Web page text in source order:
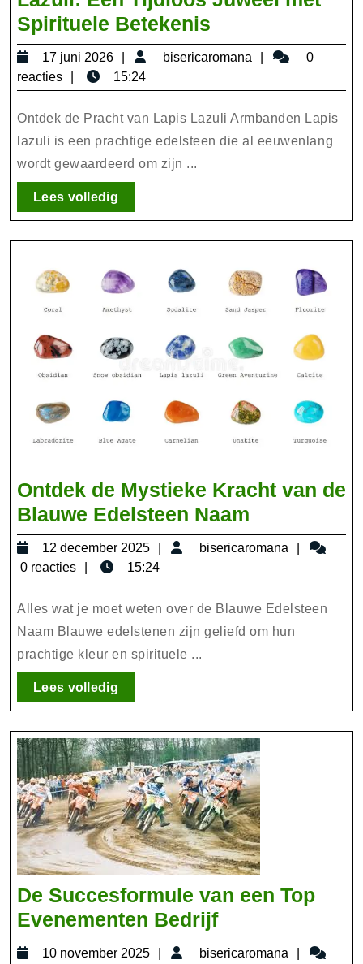
Spirituele Betekenis
Armband
Lapis
Lazuli:
Een
met
Spirituele
Betekenis
17 juni 2026
17
juni
2026
bisericaromana bisericaromana
0
reacties
15:24
Ontdek de Pracht van Lapis Lazuli Armbanden Lapis
lazuli is een prachtige edelsteen die al eeuwenlang
wordt gewaardeerd om zijn ...
Lees volledigLees
volledig
Ontdek de Mystieke Kracht van de
Blauwe Edelsteen Naam
de
Mystieke
Kracht
van
de
Naam
12 december 2025
12
2025
bisericaromana
0 reacties
15:24
Alles wat je moet weten over de Blauwe Edelsteen
Naam Blauwe edelstenen zijn geliefd om hun
prachtige kleur en spirituele ...
Lees volledigLees
volledig
De Succesformule van een Top
Evenementen BedrijfDe
Succesformule
10 november 2025
10
bisericaromana